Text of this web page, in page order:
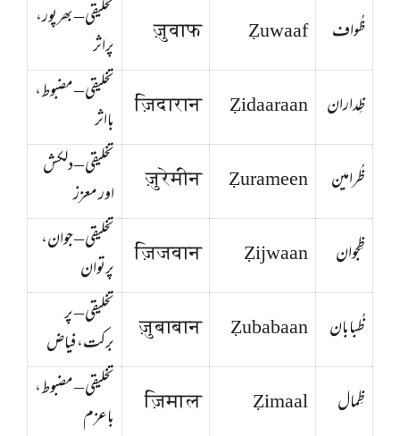
ظُواف
Ẓuwaaf
ज़ुवाफ
تخلیقی – بھرپور،
پراثر
ظِداران Ẓidaaraan
ज़िदारान
تخلیقی – مضبوط،
بااثر
ظُرامین
Ẓurameen
ज़ुरेमीन
تخلیقی – دلکش
اور معزز
ظِجوان
Ẓijwaan
ज़िजवान
تخلیقی – جوان،
پرتوان
ظُبابان
Ẓubabaan
ज़ुबाबान
تخلیقی – پر
برکت، فیاض
ظِمال
Ẓimaal
ज़िमाल
تخلیقی – مضبوط،
باعزم